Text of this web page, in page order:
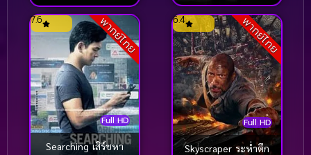
(2025)
พากย์ไทย
Full HD
7.6
Searching เสิร์ชหา
พากย์ไทย
Full HD
6.4
Skyscraper ระห่ำตึก